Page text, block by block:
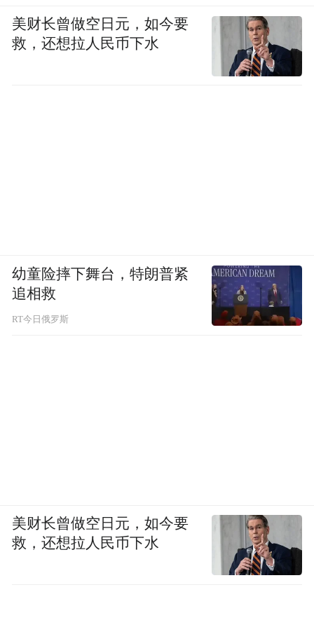
美财长曾做空日元，如今要
救，还想拉人民币下水
幼童险摔下舞台，特朗普紧
追相救
RT今日俄罗斯
美财长曾做空日元，如今要
救，还想拉人民币下水